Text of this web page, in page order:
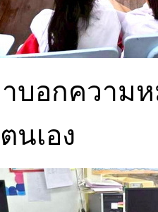
บอกความห
นเอง